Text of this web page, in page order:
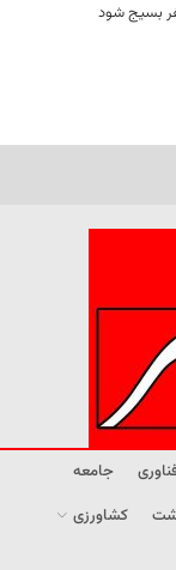
بسیج شود
جامعه
کشاورزی